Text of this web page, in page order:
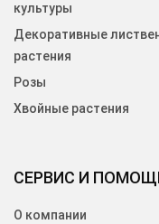
СЕРВИС И
О компании
культуры
Декоративные
растения
Розы
Хвойные растения